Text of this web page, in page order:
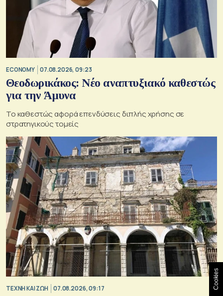
ECONOMY 07.08.2026, 09:23
Θεοδωρικάκος: Νέο αναπτυξιακό καθεστώς
για την Άμυνα
Το καθεστώς αφορά επενδύσεις διπλής χρήσης σε
στρατηγικούς τομείς
TΕΧΝΗ ΚΑΙ ΖΩΗ 07.08.2026, 09:17 Cookies